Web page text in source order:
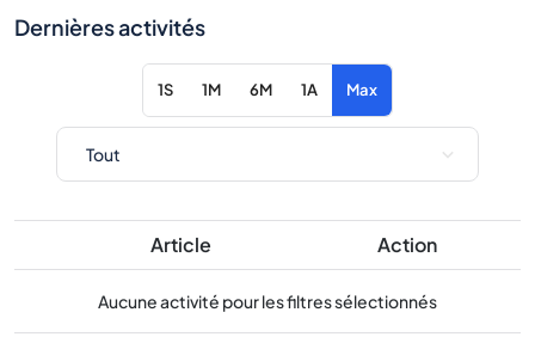
Article
Aucune activité pour les filtres sélectionnés
Considérez ces produits similaires